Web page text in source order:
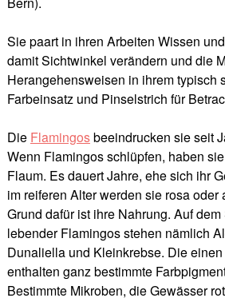
Sie paart in ihren Arbeiten Wissen
damit Sichtwinkel verändern und die
Herangehensweisen in ihrem typisch
Farbeinsatz und Pinselstrich für
Die Flamingosbeeindrucken sie seit
Wenn Flamingos schlüpfen, haben
Flaum. Es dauert Jahre, ehe sich ihr
im reiferen Alter werden sie rosa oder
Grund dafür ist ihre Nahrung. Auf
lebender Flamingos stehen nämlich
Dunaliella und Kleinkrebse. Die
enthalten ganz bestimmte
Bestimmte Mikroben, die Gewässer